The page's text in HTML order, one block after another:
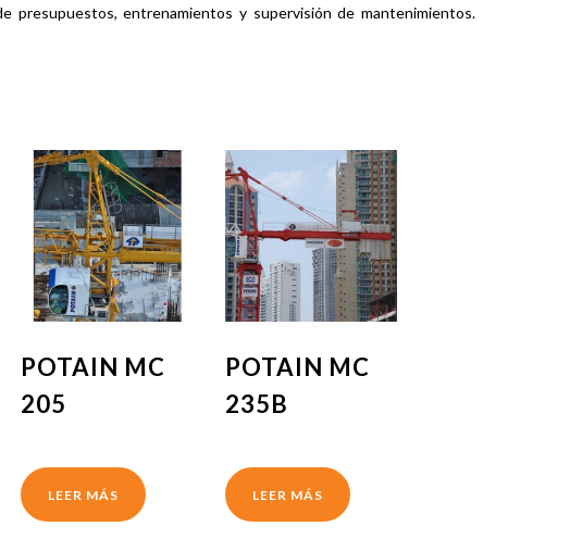
presupuestos, entrenamientos y supervisión de mantenimientos.
POTAIN MC
205
LEER MÁS
POTAIN MC
235B
LEER MÁS